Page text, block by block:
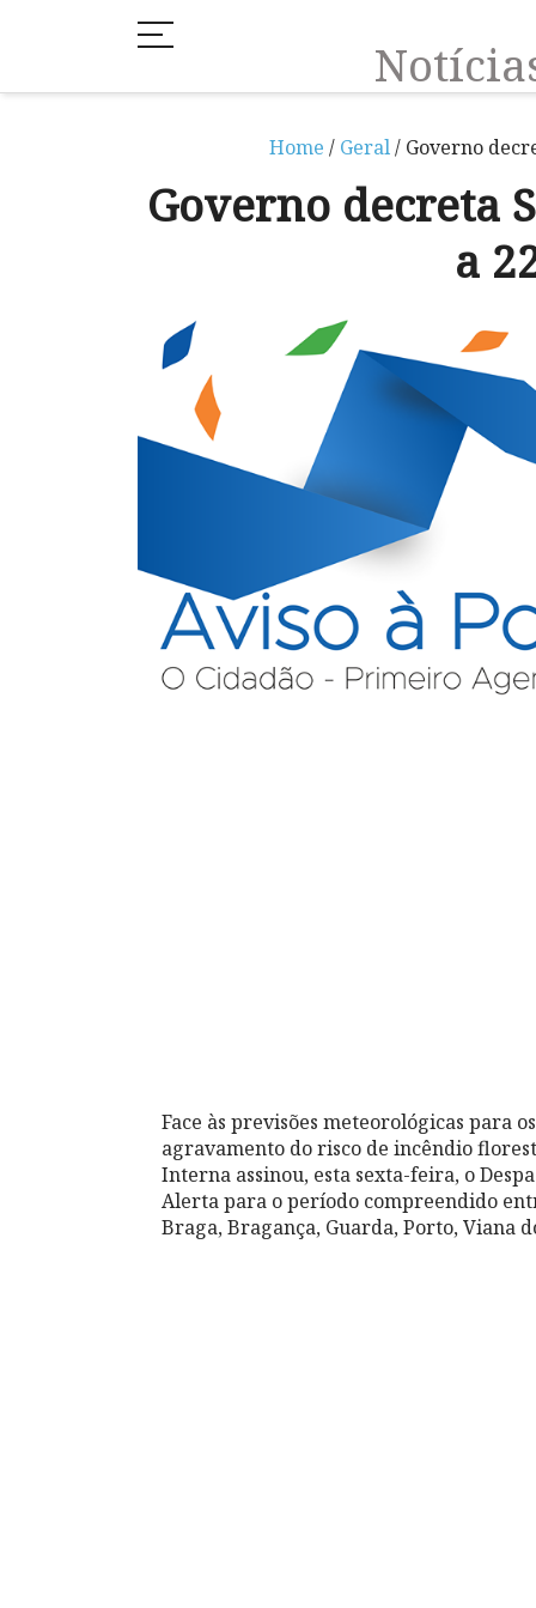
Home / Geral/ Governo
Governo decreta
a
Face às previsões meteorológicas para
agravamento do risco de incêndio
Interna assinou, esta sexta-feira, o
Alerta para o período compreendido
Braga, Bragança, Guarda, Porto, Viana